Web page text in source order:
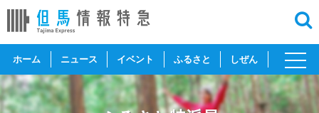
ホーム ニュース イベント ふるさと しぜん
toggle